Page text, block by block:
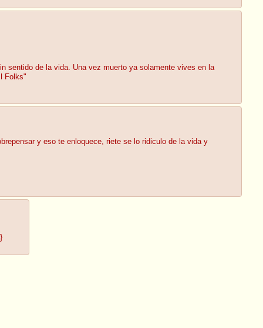
sentido de la vida. Una vez muerto ya solamente vives en la
Folks"
y eso te enloquece, riete se lo ridiculo de la vida y